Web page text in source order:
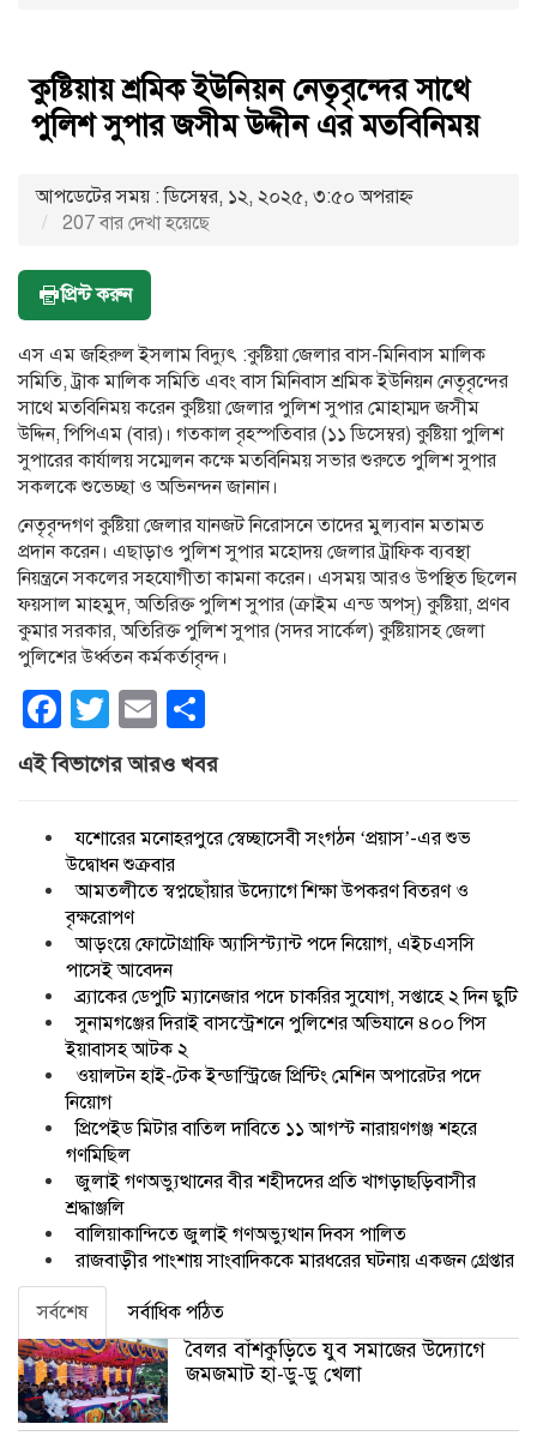
কুষ্টিয়ায় শ্রমিক ইউনিয়ন নেতৃবৃন্দের সাথে
পুলিশ সুপার জসীম উদ্দীন এর মতবিনিময়
আপডেটের সময় : ডিসেম্বর, ১২, ২০২৫, ৩:৫০ অপরাহ্ণ
207 বার দেখা হয়েছে
প্রিন্ট করুন
এস এম জহিরুল ইসলাম বিদ্যুৎ :কুষ্টিয়া জেলার বাস-মিনিবাস মালিক
সমিতি, ট্রাক মালিক সমিতি এবং বাস মিনিবাস শ্রমিক ইউনিয়ন নেতৃবৃন্দের
সাথে মতবিনিময় করেন কুষ্টিয়া জেলার পুলিশ সুপার মোহাম্মদ জসীম
উদ্দিন, পিপিএম (বার)। গতকাল বৃহস্পতিবার (১১ ডিসেম্বর) কুষ্টিয়া পুলিশ
সুপারের কার্যালয় সম্মেলন কক্ষে মতবিনিময় সভার শুরুতে পুলিশ সুপার
সকলকে শুভেচ্ছা ও অভিনন্দন জানান।
নেতৃবৃন্দগণ কুষ্টিয়া জেলার যানজট নিরোসনে তাদের মুল্যবান মতামত
প্রদান করেন। এছাড়াও পুলিশ সুপার মহোদয় জেলার ট্রাফিক ব্যবস্থা
নিয়ন্ত্রনে সকলের সহযোগীতা কামনা করেন। এসময় আরও উপস্থিত ছিলেন
ফয়সাল মাহমুদ, অতিরিক্ত পুলিশ সুপার (ক্রাইম এন্ড অপস্) কুষ্টিয়া, প্রণব
কুমার সরকার, অতিরিক্ত পুলিশ সুপার (সদর সার্কেল) কুষ্টিয়াসহ জেলা
পুলিশের উর্ধ্বতন কর্মকর্তাবৃন্দ।
Facebook
Twitter
Email
এই বিভাগের আরও খবর
যশোরের মনোহরপুরে স্বেচ্ছাসেবী সংগঠন ‘প্রয়াস’-এর শুভ
উদ্বোধন শুক্রবার
আমতলীতে স্বপ্নছোঁয়ার উদ্যোগে শিক্ষা উপকরণ বিতরণ ও
বৃক্ষরোপণ
আড়ংয়ে ফোটোগ্রাফি অ্যাসিস্ট্যান্ট পদে নিয়োগ, এইচএসসি
পাসেই আবেদন
ব্র্যাকের ডেপুটি ম্যানেজার পদে চাকরির সুযোগ, সপ্তাহে ২ দিন ছুটি
সুনামগঞ্জের দিরাই বাসস্ট্রেশনে পুলিশের অভিযানে ৪০০ পিস
ইয়াবাসহ আটক ২
ওয়ালটন হাই-টেক ইন্ডাস্ট্রিজে প্রিন্টিং মেশিন অপারেটর পদে
নিয়োগ
প্রিপেইড মিটার বাতিল দাবিতে ১১ আগস্ট নারায়ণগঞ্জ শহরে
গণমিছিল
জুলাই গণঅভ্যুত্থানের বীর শহীদদের প্রতি খাগড়াছড়িবাসীর
শ্রদ্ধাঞ্জলি
বালিয়াকান্দিতে জুলাই গণঅভ্যুত্থান দিবস পালিত
রাজবাড়ীর পাংশায় সাংবাদিককে মারধরের ঘটনায় একজন গ্রেপ্তার
সর্বশেষ সর্বাধিক পঠিত
বৈলর বাঁশকুড়িতে যুব সমাজের উদ্যোগে
জমজমাট হা-ডু-ডু খেলা